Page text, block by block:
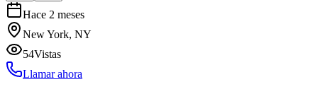
Hace 2 meses
New York, NY
54Vistas
Llamar ahora